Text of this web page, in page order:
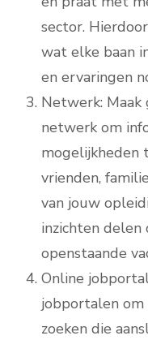
sector.
wat elke baan
en ervaringen
Netwerk: Maak
netwerk om
mogelijkheden
vrienden,
van jouw
inzichten delen
openstaande
Online
jobportalen om
zoeken die